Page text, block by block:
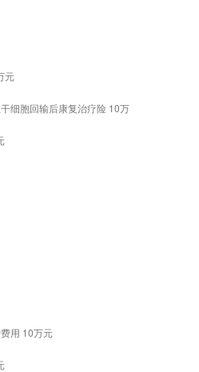
元
细胞回输后康复治疗险 10万
用 10万元